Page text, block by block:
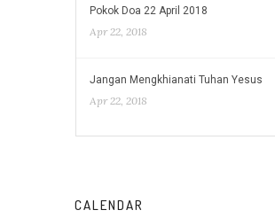
Pokok Doa 22 April 2018
Apr 22, 2018
Jangan Mengkhianati Tuhan Yesus
Apr 22, 2018
CALENDAR